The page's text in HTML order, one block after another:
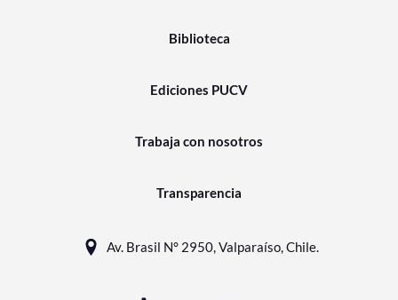
Biblioteca
Ediciones PUCV
Trabaja con nosotros
Transparencia
Av. Brasil N° 2950, Valparaíso, Chile.